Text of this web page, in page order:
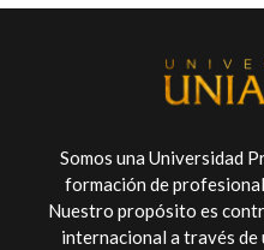
Somos una Universidad
formación de
Nuestro propósito es
internacional a través de